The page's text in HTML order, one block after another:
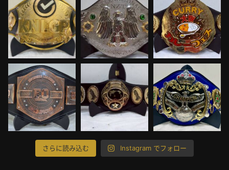
さらに読み込む Instagram でフォロー